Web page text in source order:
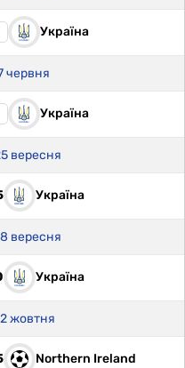
Україна
червня
Україна
вересня
Україна
вересня
Україна
2 жовтня
Northern Ireland